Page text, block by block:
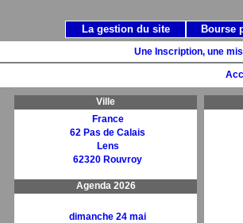
Une Inscription, une
Ville
France
62 Pas de Calais
Lens
62320 Rouvroy
Agenda 2026
dimanche 24 mai
La gestion du site Bourse